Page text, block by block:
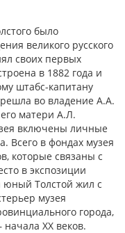
было
великого русского
своих первых
в 1882 года и
штабс-капитану
во владение А.А.
матери А.Л.
включены личные
Всего в фондах музея
которые связаны с
в экспозиции
юный Толстой жил с
музея
города,
XX веков.